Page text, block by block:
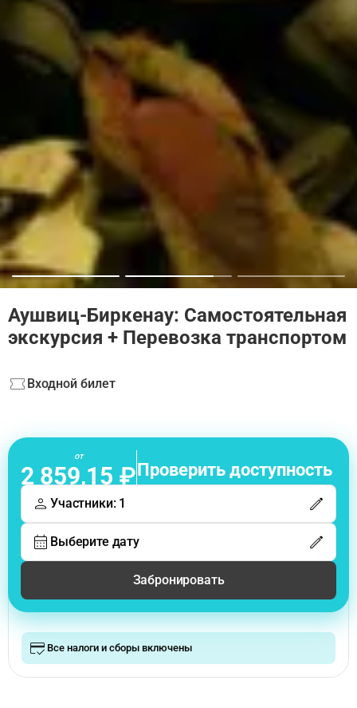
Аушвиц-Биркенау: Самостоятельная
экскурсия + Перевозка транспортом
Входной билет
от
2 859,15 ₽ Проверить доступность
Участники: 1
Выберите дату
Забронировать
Все налоги и сборы включены